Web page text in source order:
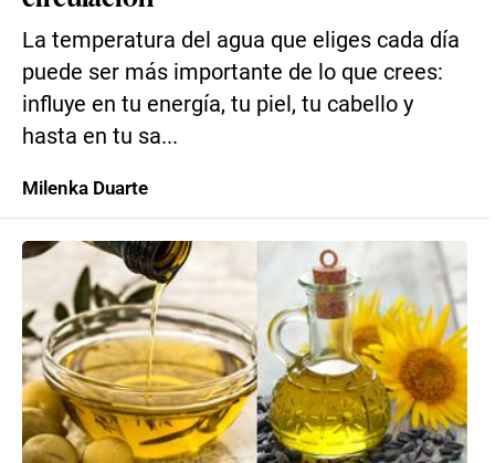
La temperatura del agua que eliges cada día
puede ser más importante de lo que crees:
influye en tu energía, tu piel, tu cabello y
hasta en tu sa...
Milenka Duarte